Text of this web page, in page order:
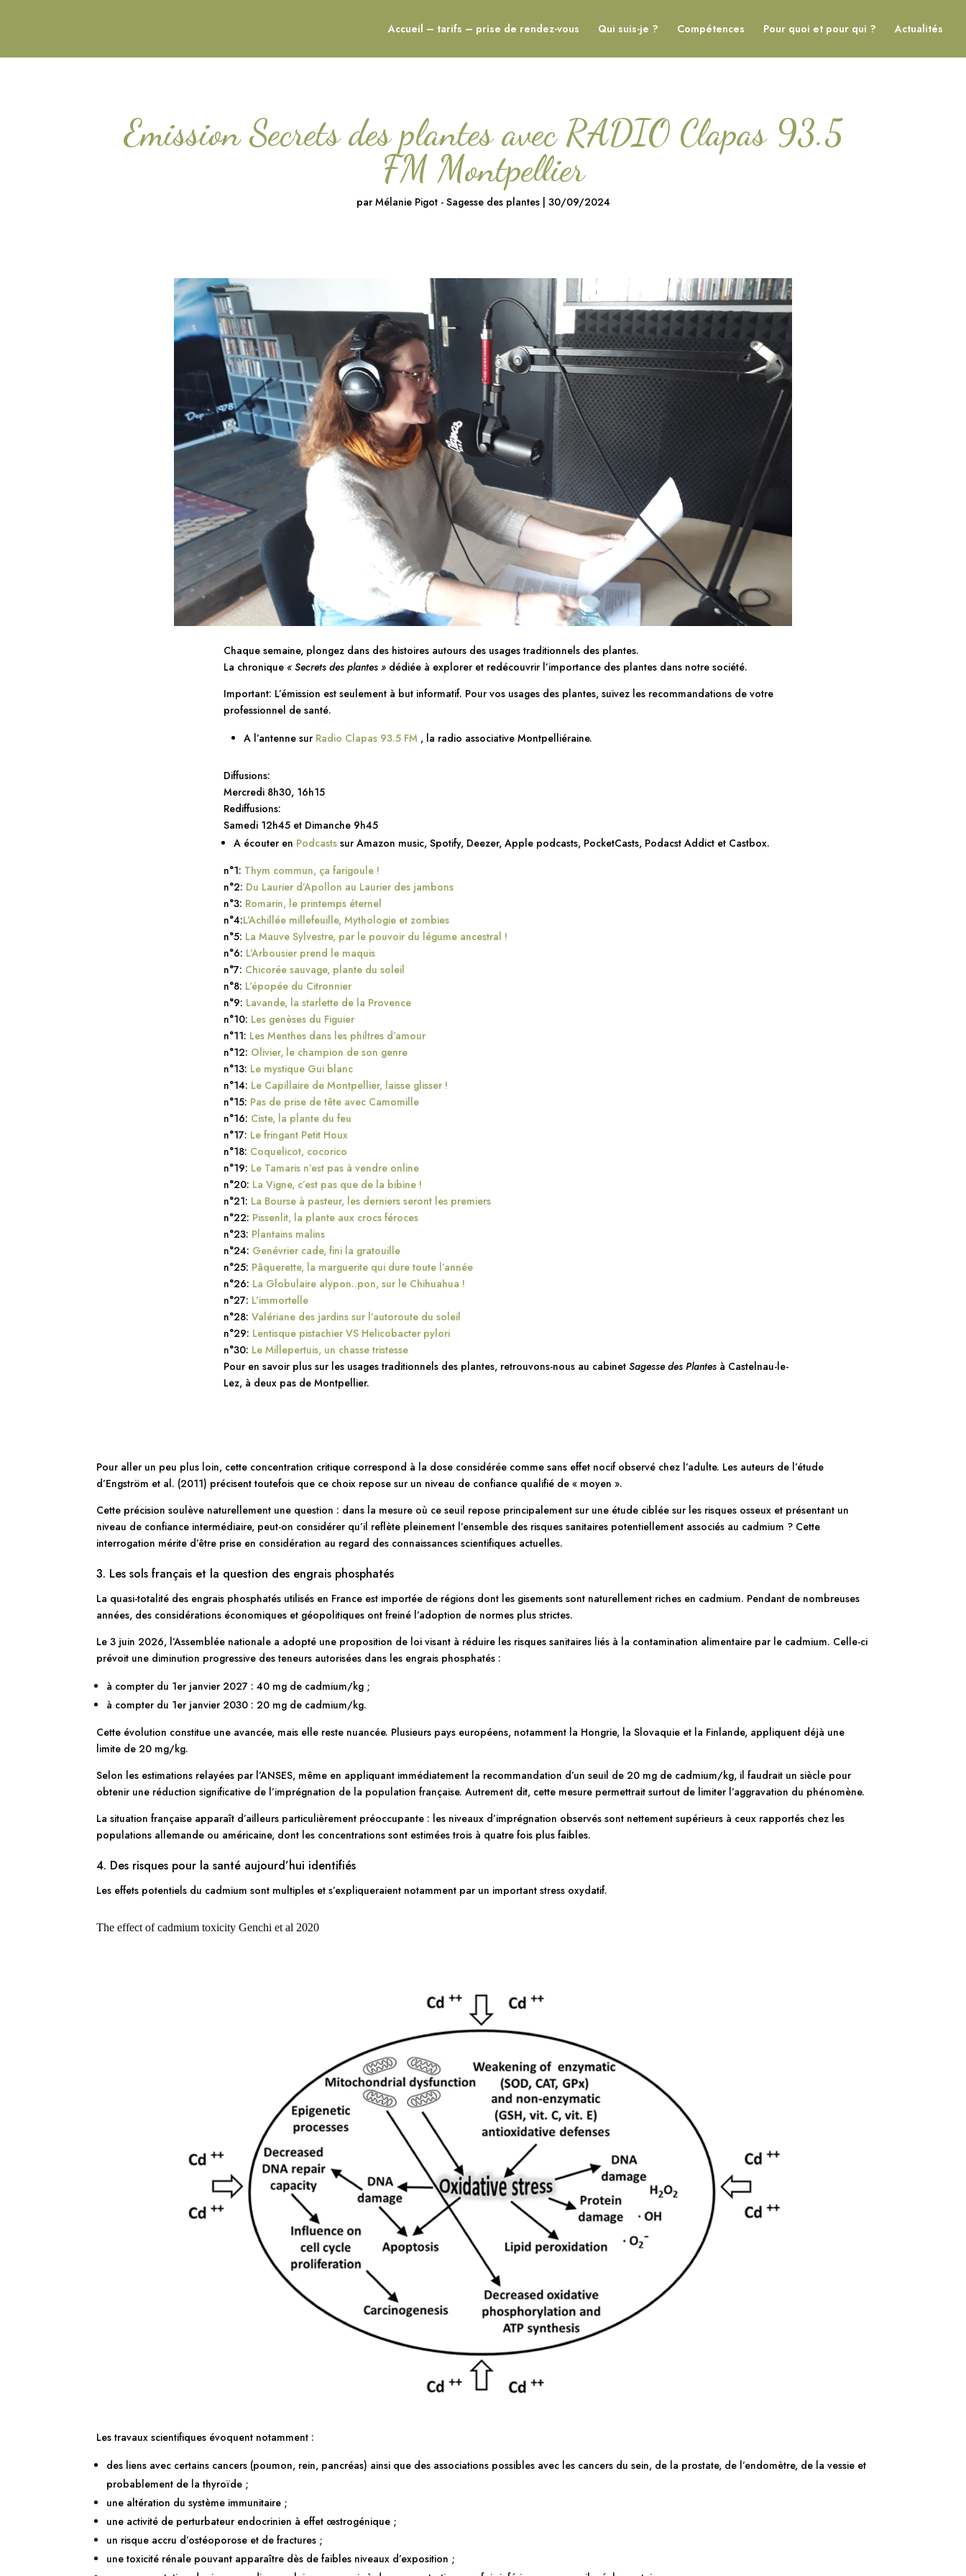
Accueil – tarifs – prise de rendez-vous Qui suis-je ? Compétences Pour quoi et pour qui ? Actualités
Emission Secrets des plantes avec RADIO Clapas 93.5
FM Montpellier
par Mélanie Pigot - Sagesse des plantes| 30/09/2024
Chaque semaine, plongez dans des histoires autours des usages traditionnels des plantes.
La chronique « Secrets des plantes »dédiée à explorer et redécouvrir l’importance des plantes dans notre société.
Important: L’émission est seulement à but informatif. Pour vos usages des plantes, suivez les recommandations de votre
professionnel de santé.
A l’antenne sur Radio Clapas 93.5 FM , la radio associative Montpelliéraine.
Diffusions:
Mercredi 8h30, 16h15
Rediffusions:
Samedi 12h45 et Dimanche 9h45
A écouter en Podcastssur Amazon music, Spotify, Deezer, Apple podcasts, PocketCasts, Podacst Addict et Castbox.
n°1: Thym commun, ça farigoule !
n°2: Du Laurier d’Apollon au Laurier des jambons
n°3: Romarin, le printemps éternel
n°4:L’Achillée millefeuille, Mythologie et zombies
n°5: La Mauve Sylvestre, par le pouvoir du légume ancestral !
n°6: L’Arbousier prend le maquis
n°7: Chicorée sauvage, plante du soleil
n°8: L’épopée du Citronnier
n°9: Lavande, la starlette de la Provence
n°10: Les genèses du Figuier
n°11: Les Menthes dans les philtres d’amour
n°12: Olivier, le champion de son genre
n°13: Le mystique Gui blanc
n°14: Le Capillaire de Montpellier, laisse glisser !
n°15: Pas de prise de tête avec Camomille
n°16: Ciste, la plante du feu
n°17: Le fringant Petit Houx
n°18: Coquelicot, cocorico
n°19: Le Tamaris n’est pas à vendre online
n°20: La Vigne, c’est pas que de la bibine !
n°21: La Bourse à pasteur, les derniers seront les premiers
n°22: Pissenlit, la plante aux crocs féroces
n°23: Plantains malins
n°24: Genévrier cade, fini la gratouille
n°25: Pâquerette, la marguerite qui dure toute l’année
n°26: La Globulaire alypon..pon, sur le Chihuahua !
n°27: L’immortelle
n°28: Valériane des jardins sur l’autoroute du soleil
n°29: Lentisque pistachier VS Helicobacter pylori
n°30: Le Millepertuis, un chasse tristesse
Pour en savoir plus sur les usages traditionnels des plantes, retrouvons-nous au cabinet Sagesse des Plantesà Castelnau-le-
Lez, à deux pas de Montpellier.
Pour aller un peu plus loin, cette concentration critique correspond à la dose considérée comme sans effet nocif observé chez l’adulte. Les auteurs de l’étude
d’Engström et al. (2011) précisent toutefois que ce choix repose sur un niveau de confiance qualifié de « moyen ».
Cette précision soulève naturellement une question : dans la mesure où ce seuil repose principalement sur une étude ciblée sur les risques osseux et présentant un
niveau de confiance intermédiaire, peut-on considérer qu’il reflète pleinement l’ensemble des risques sanitaires potentiellement associés au cadmium ? Cette
interrogation mérite d’être prise en considération au regard des connaissances scientifiques actuelles.
3. Les sols français et la question des engrais phosphatés
La quasi-totalité des engrais phosphatés utilisés en France est importée de régions dont les gisements sont naturellement riches en cadmium. Pendant de nombreuses
années, des considérations économiques et géopolitiques ont freiné l’adoption de normes plus strictes.
Le 3 juin 2026, l’Assemblée nationale a adopté une proposition de loi visant à réduire les risques sanitaires liés à la contamination alimentaire par le cadmium. Celle-ci
prévoit une diminution progressive des teneurs autorisées dans les engrais phosphatés :
à compter du 1er janvier 2027 : 40 mg de cadmium/kg ;
à compter du 1er janvier 2030 : 20 mg de cadmium/kg.
Cette évolution constitue une avancée, mais elle reste nuancée. Plusieurs pays européens, notamment la Hongrie, la Slovaquie et la Finlande, appliquent déjà une
limite de 20 mg/kg.
Selon les estimations relayées par l’ANSES, même en appliquant immédiatement la recommandation d’un seuil de 20 mg de cadmium/kg, il faudrait un siècle pour
obtenir une réduction significative de l’imprégnation de la population française. Autrement dit, cette mesure permettrait surtout de limiter l’aggravation du phénomène.
La situation française apparaît d’ailleurs particulièrement préoccupante : les niveaux d’imprégnation observés sont nettement supérieurs à ceux rapportés chez les
populations allemande ou américaine, dont les concentrations sont estimées trois à quatre fois plus faibles.
4. Des risques pour la santé aujourd’hui identifiés
Les effets potentiels du cadmium sont multiples et s’expliqueraient notamment par un important stress oxydatif.
The effect of cadmium toxicity Genchi et al 2020
Les travaux scientifiques évoquent notamment :
des liens avec certains cancers (poumon, rein, pancréas) ainsi que des associations possibles avec les cancers du sein, de la prostate, de l’endomètre, de la vessie et
probablement de la thyroïde ;
une altération du système immunitaire ;
une activité de perturbateur endocrinien à effet œstrogénique ;
un risque accru d’ostéoporose et de fractures ;
une toxicité rénale pouvant apparaître dès de faibles niveaux d’exposition ;